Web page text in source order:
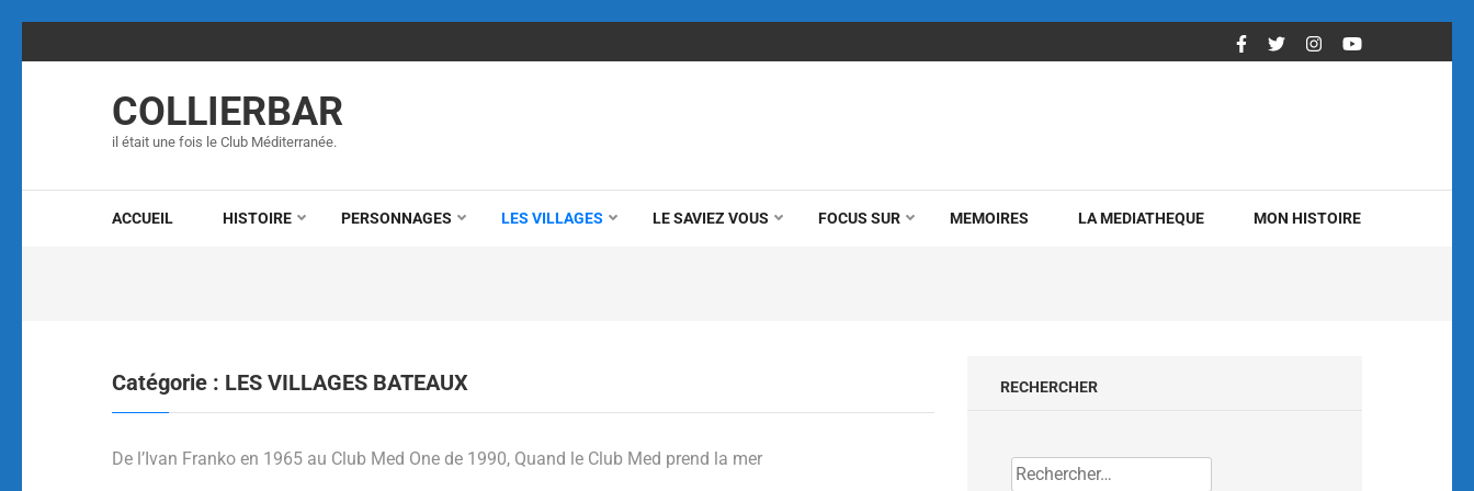
au
COLLIERBAR
il était une fois le Club Méditerranée.
ACCUEIL HISTOIRE PERSONNAGES LES VILLAGES LE SAVIEZ VOUS FOCUS SUR MEMOIRES LA MEDIATHEQUE MON HISTOIRE
Catégorie : LES VILLAGES BATEAUX
De l’Ivan Franko en 1965 au Club Med One de 1990, Quand le Club Med prend la mer
RECHERCHER
Rechercher :